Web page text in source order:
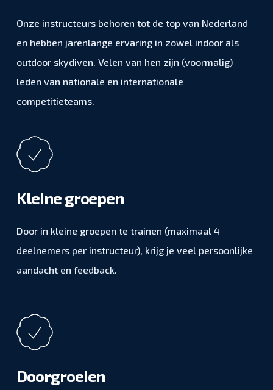
Onze instructeurs behoren tot de top van Nederland
en hebben jarenlange ervaring in zowel indoor als
outdoor skydiven. Velen van hen zijn (voormalig)
leden van nationale en internationale
competitieteams.
Kleine groepen
Door in kleine groepen te trainen (maximaal 4
deelnemers per instructeur), krijg je veel persoonlijke
aandacht en feedback.
Doorgroeien